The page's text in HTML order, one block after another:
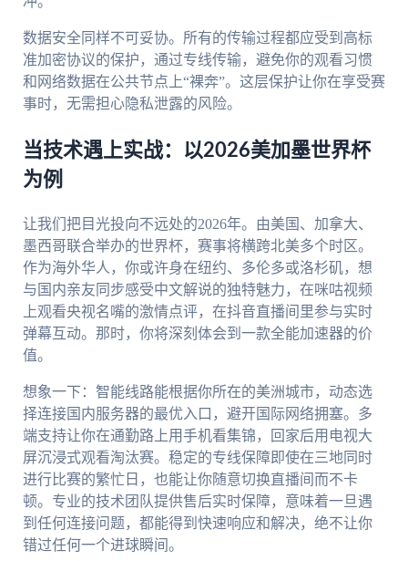
数据安全同样不可妥协。所有的传输过程都应受到高标
准加密协议的保护，通过专线传输，避免你的观看习惯
和网络数据在公共节点上“裸奔”。这层保护让你在享受赛
事时，无需担心隐私泄露的风险。
当技术遇上实战：以2026美加墨世界杯
为例
让我们把目光投向不远处的2026年。由美国、加拿大、
墨西哥联合举办的世界杯，赛事将横跨北美多个时区。
作为海外华人，你或许身在纽约、多伦多或洛杉矶，想
与国内亲友同步感受中文解说的独特魅力，在咪咕视频
上观看央视名嘴的激情点评，在抖音直播间里参与实时
弹幕互动。那时，你将深刻体会到一款全能加速器的价
值。
想象一下：智能线路能根据你所在的美洲城市，动态选
择连接国内服务器的最优入口，避开国际网络拥塞。多
端支持让你在通勤路上用手机看集锦，回家后用电视大
屏沉浸式观看淘汰赛。稳定的专线保障即使在三地同时
进行比赛的繁忙日，也能让你随意切换直播间而不卡
顿。专业的技术团队提供售后实时保障，意味着一旦遇
到任何连接问题，都能得到快速响应和解决，绝不让你
错过任何一个进球瞬间。